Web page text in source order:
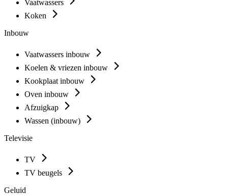
Vaatwassers
Koken
Inbouw
Vaatwassers inbouw
Koelen & vriezen inbouw
Kookplaat inbouw
Oven inbouw
Afzuigkap
Wassen (inbouw)
Televisie
TV
TV beugels
Geluid